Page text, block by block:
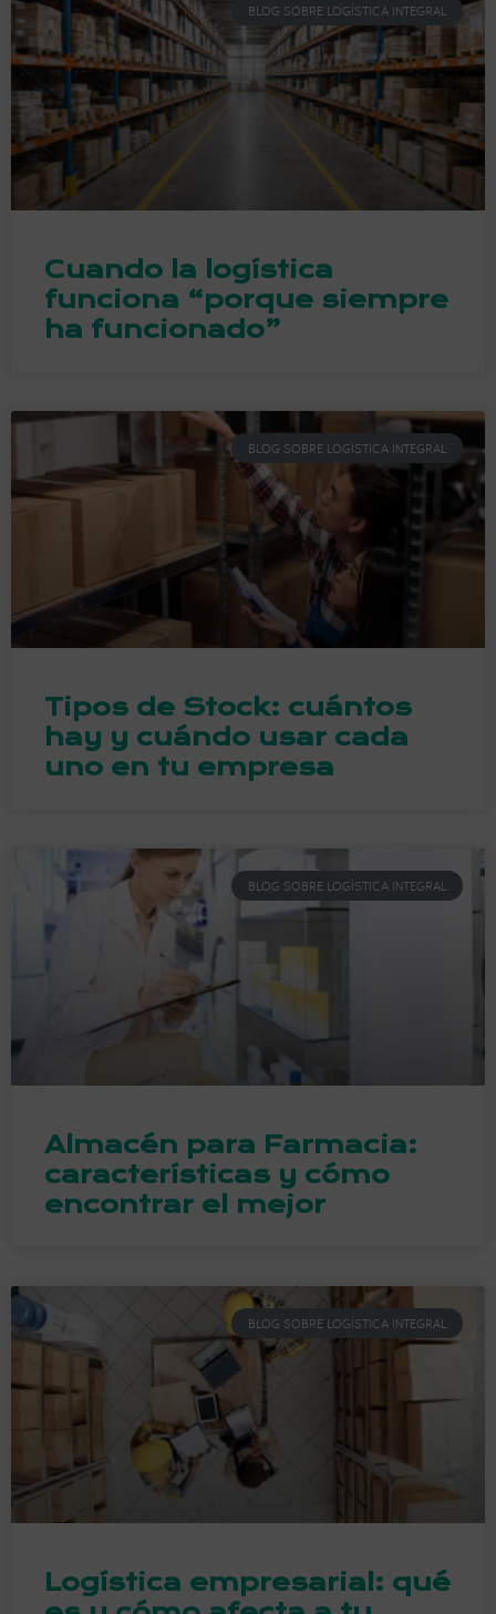
BLOG SOBRE LOGÍSTICA INTEGRAL
Cuando la logística
funciona “porque siempre
ha funcionado”
BLOG SOBRE LOGÍSTICA INTEGRAL
Tipos de Stock: cuántos
hay y cuándo usar cada
uno en tu empresa
BLOG SOBRE LOGÍSTICA INTEGRAL
Almacén para Farmacia:
características y cómo
encontrar el mejor
BLOG SOBRE LOGÍSTICA INTEGRAL
Logística empresarial: qué